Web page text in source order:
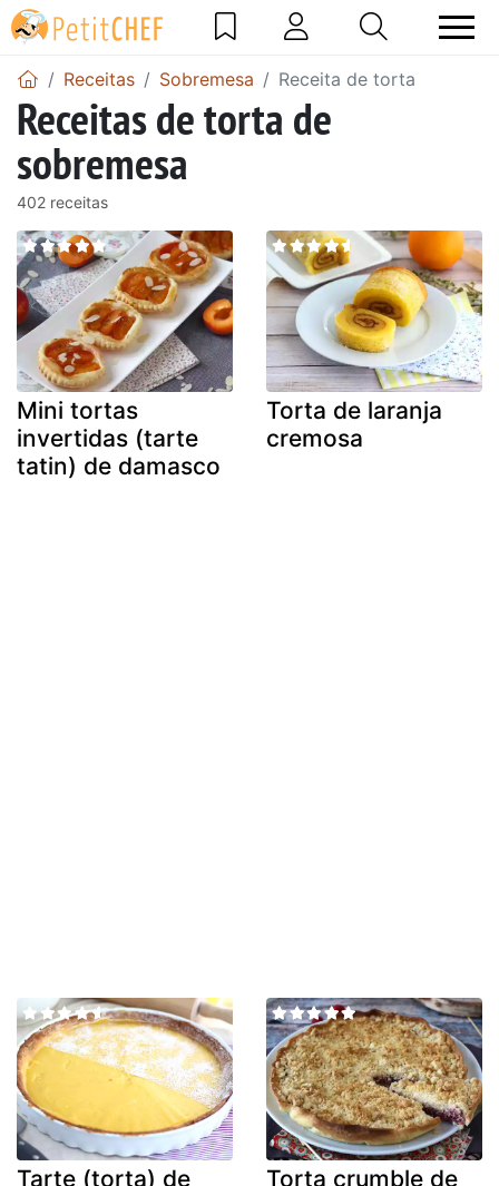
Receitas Sobremesa Receita de torta
Receitas de torta de
sobremesa
402 receitas
Mini tortas
invertidas (tarte
tatin) de damasco
Torta de laranja
cremosa
Tarte (torta) de
Torta crumble de